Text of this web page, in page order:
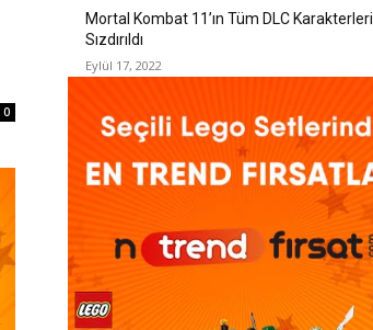
0
Mortal Kombat 11’ın Tüm DLC Karakterleri
Sızdırıldı
Eylül 17, 2022